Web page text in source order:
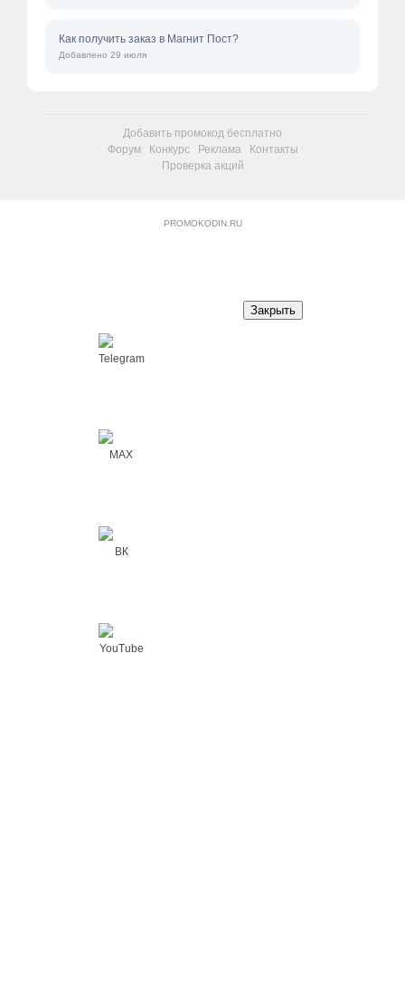
Как получить заказ в Магнит Пост?
Добавлено 29 июля
Добавить промокод бесплатно
Форум
Конкурс Реклама
Контакты
Проверка акций
PROMOKODIN.RU
Telegram
MAX
ВК
YouTube
Закрыть